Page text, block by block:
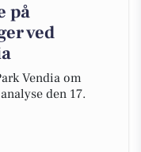
på
ved
Vendia om
den 17.